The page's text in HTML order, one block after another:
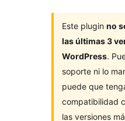
Este plugin no
las últimas 3
WordPress.
soporte ni lo
puede que
compatibilidad
las versiones